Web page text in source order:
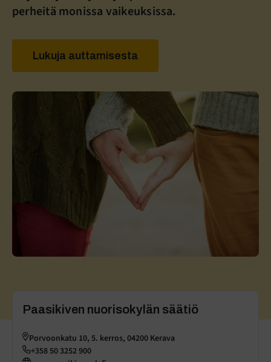
perheitä monissa vaikeuksissa.
Lukuja auttamisesta
Paasikiven nuorisokylän säätiö
Porvoonkatu 10, 5. kerros, 04200 Kerava
+358 50 3252 900